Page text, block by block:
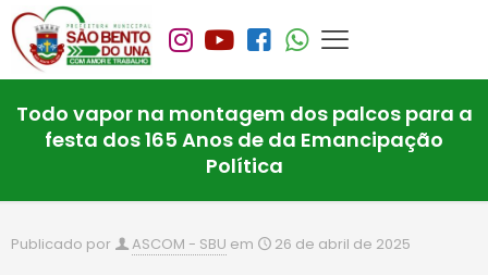
Todo vapor na montagem dos palcos para a
festa dos 165 Anos de da Emancipação
Política
Publicado por ASCOM - SBU em 26 de abril de 2025